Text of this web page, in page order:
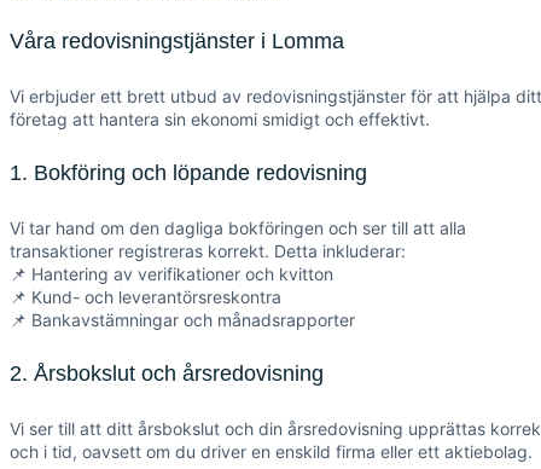
Våra redovisningstjänster i Lomma
Vi erbjuder ett brett utbud av redovisningstjänster för att hjälpa ditt
företag att hantera sin ekonomi smidigt och effektivt.
1. Bokföring och löpande redovisning
Vi tar hand om den dagliga bokföringen och ser till att alla
transaktioner registreras korrekt. Detta inkluderar:
📌 Hantering av verifikationer och kvitton
📌 Kund- och leverantörsreskontra
📌 Bankavstämningar och månadsrapporter
2. Årsbokslut och årsredovisning
Vi ser till att ditt årsbokslut och din årsredovisning upprättas
och i tid, oavsett om du driver en enskild firma eller ett aktiebolag.